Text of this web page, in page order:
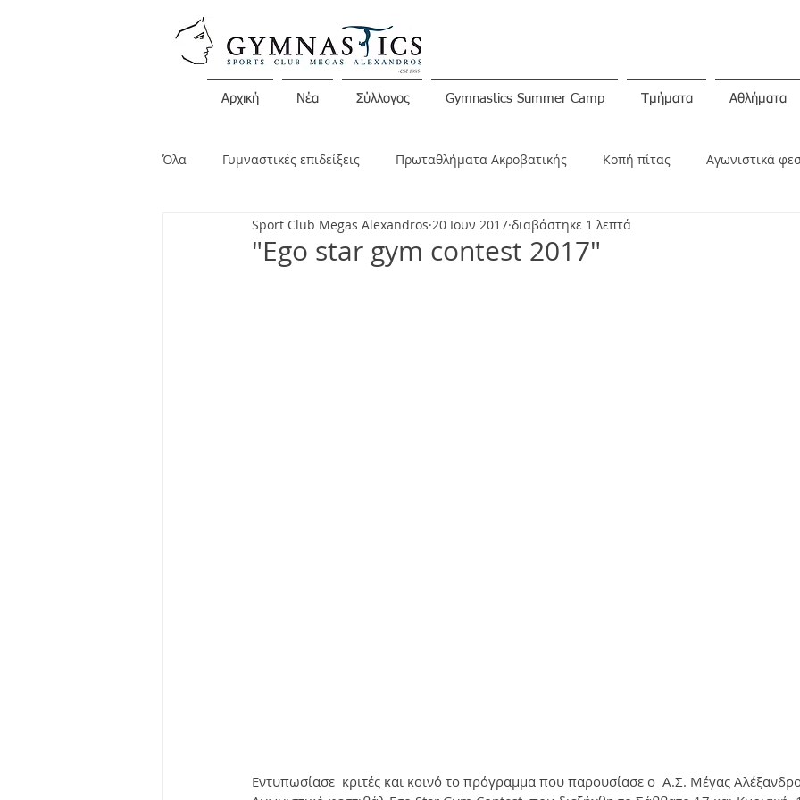
Αρχική Νέα Σύλλογος Gymnastics Summer Camp Τμήματα Αθλήματα
Όλα Γυμναστικές επιδείξεις Πρωταθλήματα Ακροβατικής Κοπή πίτας Αγωνιστικά
Διάφορες εκδηλώσεις Ανακοινώσεις
"Ego star gym contest 2017"
Sport Club Megas Alexandros 20 Ιουν 2017 διαβάστηκε 1 λεπτά
Εντυπωσίασε  κριτές και κοινό το πρόγραμμα που παρουσίασε ο  Α.Σ. Μέγας